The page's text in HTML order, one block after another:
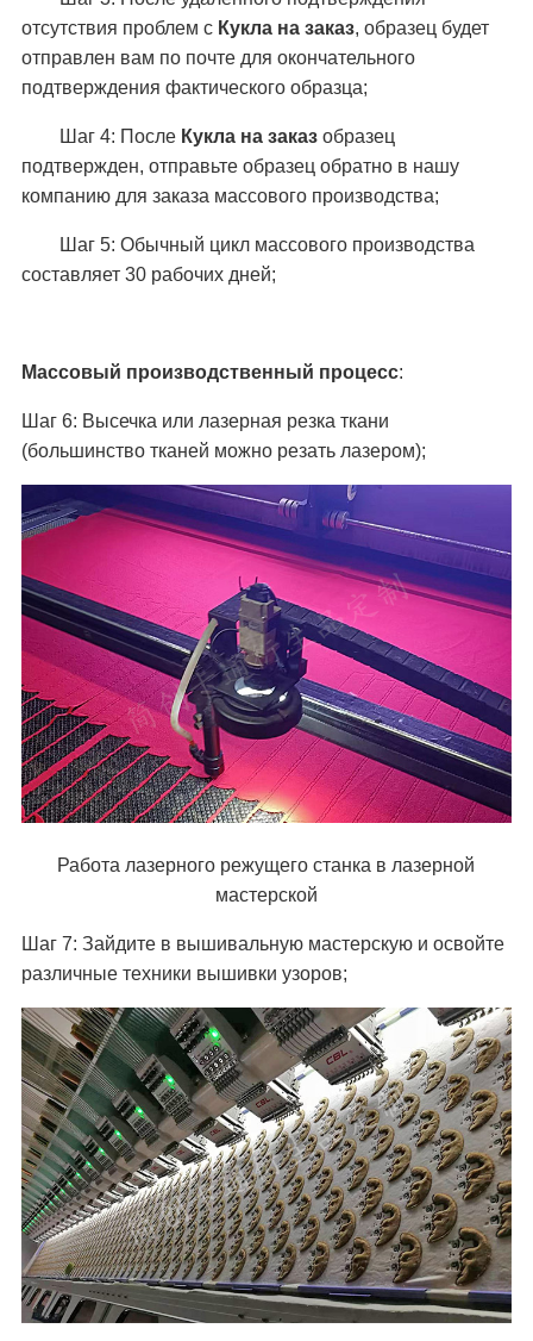
отсутствия проблем с Кукла на заказ, образец будет
отправлен вам по почте для окончательного
подтверждения фактического образца;
Шаг 4: После Кукла на заказобразец
подтвержден, отправьте образец обратно в нашу
компанию для заказа массового производства;
Шаг 5: Обычный цикл массового производства
составляет 30 рабочих дней;
Массовый производственный процесс:
Шаг 6: Высечка или лазерная резка ткани
(большинство тканей можно резать лазером);
Работа лазерного режущего станка в лазерной
мастерской
Шаг 7: Зайдите в вышивальную мастерскую и освойте
различные техники вышивки узоров;